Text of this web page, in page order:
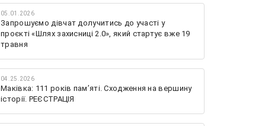
05.01.2026
Запрошуємо дівчат долучитись до участі у
проєкті «Шлях захисниці 2.0», який стартує вже 19
травня
04.25.2026
Маківка: 111 років пам’яті. Сходження на вершину
історії. РЕЄСТРАЦІЯ